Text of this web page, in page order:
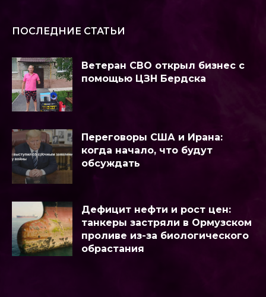
ПОСЛЕДНИЕ СТАТЬИ
Ветеран СВО открыл бизнес с
помощью ЦЗН Бердска
Переговоры США и Ирана:
когда начало, что будут
обсуждать
Дефицит нефти и рост цен:
танкеры застряли в Ормузском
проливе из-за биологического
обрастания